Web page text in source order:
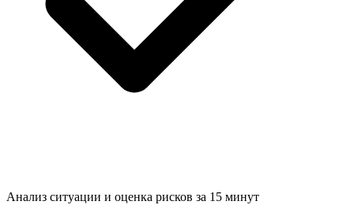
Анализ ситуации и оценка рисков за 15 минут